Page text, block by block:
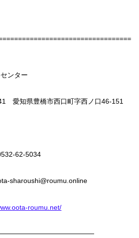
ンター
愛知県豊橋市西口町字西ノ口46-151
62-5034
sharoushi@roumu.online
roumu.net/